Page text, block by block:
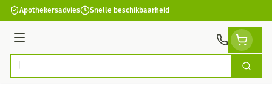
Ga naar de inhoud
Apothekersadvies Snelle beschikbaarheid
Menu
Product, merk, categorie... Zoek